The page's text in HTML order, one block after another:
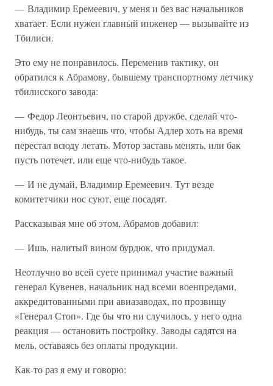
— Владимир Еремеевич, у меня и без вас начальников
хватает. Если нужен главный инженер — вызывайте из
Тбилиси.
Это ему не понравилось. Переменив тактику, он
обратился к Абрамову, бывшему транспортному летчику
тбилисского завода:
— Федор Леонтьевич, по старой дружбе, сделай что-
нибудь, ты сам знаешь что, чтобы Адлер хоть на время
перестал всюду летать. Мотор заставь менять, или бак
пусть потечет, или еще что-нибудь такое.
— И не думай, Владимир Еремеевич. Тут везде
комитетчики нос суют, еще посадят.
Рассказывая мне об этом, Абрамов добавил:
— Ишь, налитый вином бурдюк, что придумал.
Неотлучно во всей суете принимал участие важный
генерал Кувенев, начальник над всеми военпредами,
аккредитованными при авиазаводах, по прозвищу
«Генерал Стоп». Где бы что ни случилось, у него одна
реакция — остановить постройку. Заводы садятся на
мель, оставаясь без оплаты продукции.
Как-то раз я ему и говорю: